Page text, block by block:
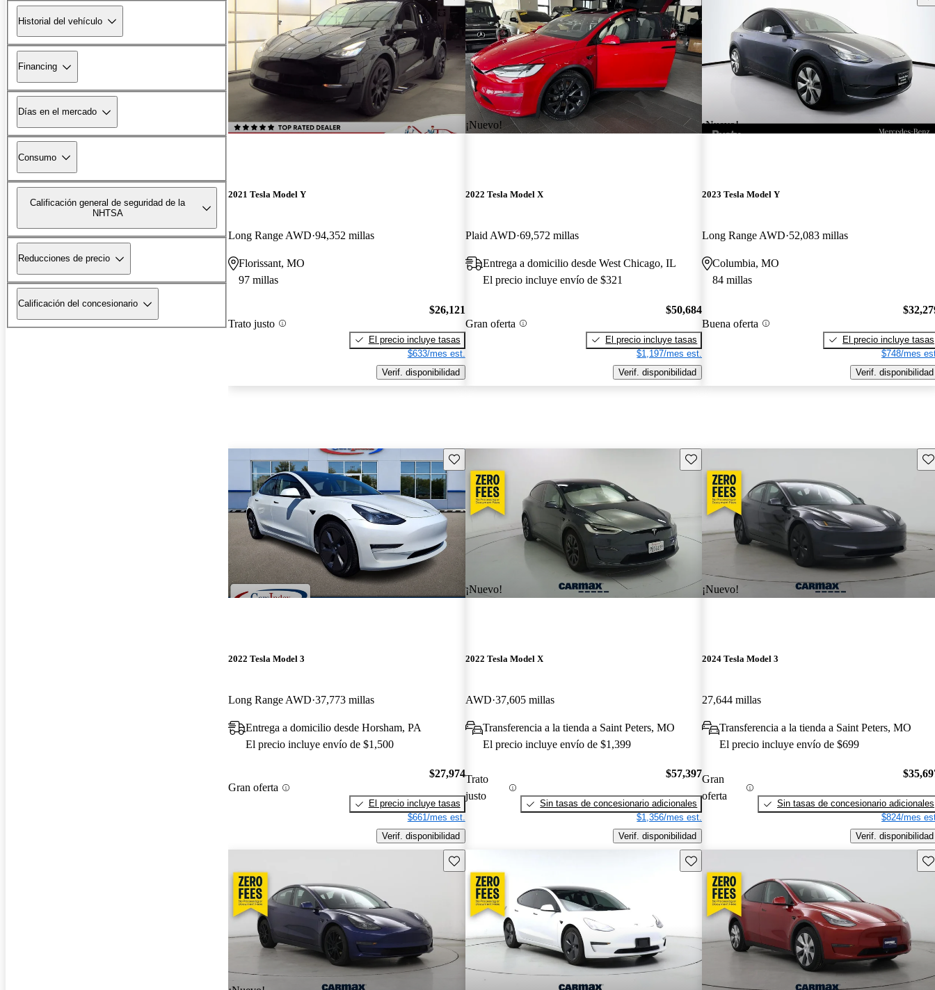
Historial del vehículo
Financing
Días en el mercado
Consumo
Calificación general de seguridad de la
NHTSA
Reducciones de precio
Calificación del concesionario
2021 Tesla Model Y
Long Range AWD 94,352 millas
Florissant, MO
97 millas
Trato justo
$26,121
El precio incluye tasas
$633/mes est.
Verif. disponibilidad
¡Nuevo!
2022 Tesla Model X
Plaid AWD 69,572 millas
Entrega a domicilio desde West Chicago, IL
El precio incluye envío de $321
Gran oferta
$50,684
El precio incluye tasas
$1,197/mes est.
Verif. disponibilidad
¡Nuevo!
2023 Tesla Model Y
Long Range AWD 52,083 millas
Columbia, MO
84 millas
Buena oferta
El precio incluye tasas
$748/mes
Verif. disponibilidad
Guarda este Aviso
2022 Tesla Model 3
Long Range AWD 37,773 millas
Entrega a domicilio desde Horsham, PA
El precio incluye envío de $1,500
Gran oferta
$27,974
El precio incluye tasas
$661/mes est.
Verif. disponibilidad
¡Nuevo!
Guarda este Aviso
2022 Tesla Model X
AWD 37,605 millas
Transferencia a la tienda a Saint Peters, MO
El precio incluye envío de $1,399
Trato
justo
$57,397
Sin tasas de concesionario adicionales
$1,356/mes est.
Verif. disponibilidad
¡Nuevo!
2024 Tesla Model 3
27,644 millas
Transferencia a la tienda a Saint Peters, MO
El precio incluye envío de $699
Gran
oferta
Sin tasas de concesionario adicionales
$824/mes
Verif. disponibilidad
Guarda este Aviso Guarda este Aviso